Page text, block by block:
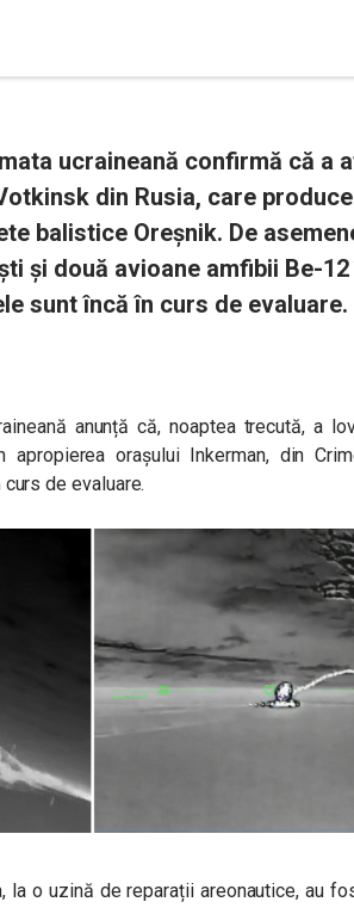
ucraineană confirmă că a
din Rusia, care
balistice Oreșnik. De
și două avioane amfibii Be-12
sunt încă în curs de evaluare.
anunță că, noaptea trecută, a
orașului Inkerman, din
de evaluare.
la o uzină de reparații areonautice, au